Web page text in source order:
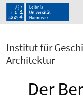
Institut für
Architektur
Der